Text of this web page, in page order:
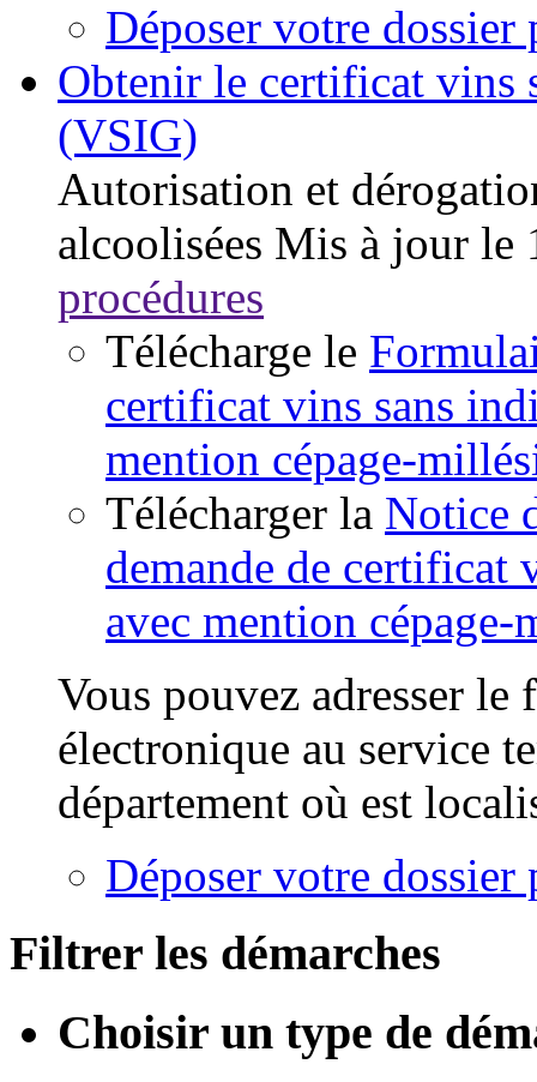
Déposer votre
Obtenir le certificat vins
(VSIG)
Autorisation et
alcoolisées Mis à jour le
procédures
Télécharge le
certificat vins sans
mention cépage-
Télécharger la Notice
demande de certificat
avec mention cépage-
Vous pouvez adresser
électronique au service
département où est
Déposer votre
Filtrer les démarches
Choisir un type de